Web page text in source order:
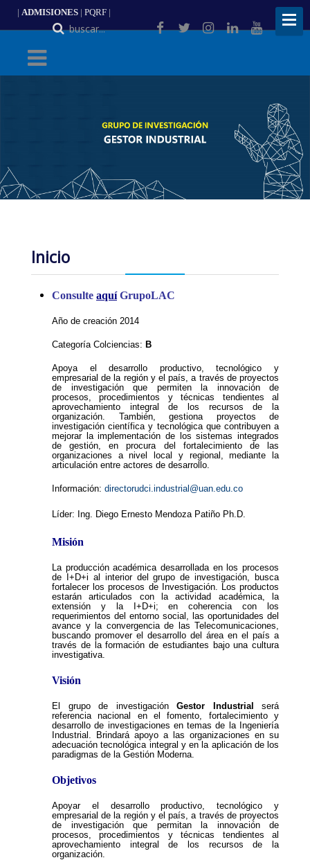
| ADMISIONES | PQRF |
ES
Inicio
Consulte aquíGrupoLAC
Año de creación 2014
Categoría Colciencias: B
Apoya el desarrollo productivo, tecnológico y
empresarial de la región y el país, a través de proyectos
de investigación que permiten la innovación de
procesos, procedimientos y técnicas tendientes al
aprovechamiento integral de los recursos de la
organización. También, gestiona proyectos de
investigación científica y tecnológica que contribuyen a
mejorar la implementación de los sistemas integrados
de gestión, en procura del fortalecimiento de las
organizaciones a nivel local y regional, mediante la
articulación entre actores de desarrollo.
Información: directorudci.industrial@uan.edu.co
Líder: Ing. Diego Ernesto Mendoza Patiño Ph.D.
Misión
La producción académica desarrollada en los procesos
de I+D+i al interior del grupo de investigación, busca
fortalecer los procesos de Investigación. Los productos
estarán articulados con la actividad académica, la
extensión y la I+D+i; en coherencia con los
requerimientos del entorno social, las oportunidades del
avance y la convergencia de las Telecomunicaciones,
buscando promover el desarrollo del área en el país a
través de la formación de estudiantes bajo una cultura
investigativa.
Visión
El grupo de investigación Gestor Industrial
será
referencia nacional en el fomento, fortalecimiento y
desarrollo de investigaciones en temas de la Ingeniería
Industrial. Brindará apoyo a las organizaciones en su
adecuación tecnológica integral y en la aplicación de los
paradigmas de la Gestión Moderna.
Objetivos
Apoyar el desarrollo productivo, tecnológico y
empresarial de la región y el país, a través de proyectos
de investigación que permitan la innovación de
procesos, procedimientos y técnicas tendientes al
aprovechamiento integral de los recursos de la
organización.